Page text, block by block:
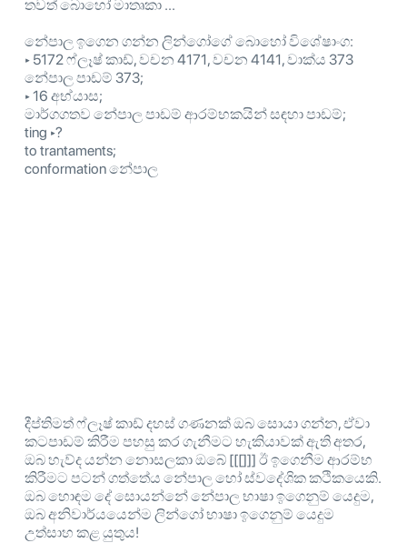
තවත් බොහෝ මාතෘකා ...
නේපාල ඉගෙන ගන්න ලින්ගෝගේ බොහෝ විශේෂාංග:
‣ 5172 ෆ්ලෑෂ් කාඩ්, වචන 4171, වචන 4141, වාක්ය 373
නේපාල පාඩම් 373;
‣ 16 අභ්යාස;
මාර්ගගතව නේපාල පාඩම් ආරම්භකයින් සඳහා පාඩම්;
ting ‣?
to trantaments;
conformation නේපාල
දීප්තිමත් ෆ්ලෑෂ් කාඩ් දහස් ගණනක් ඔබ සොයා ගන්න, ඒවා
කටපාඩම් කිරීම පහසු කර ගැනීමට හැකියාවක් ඇති අතර,
ඔබ හැව්ද යන්න නොසලකා ඔබේ [[[]]] ඊ ඉගෙනීම ආරම්භ
කිරීමට පටන් ගත්තේය නේපාල හෝ ස්වදේශික කථිකයෙකි.
ඔබ හොඳම දේ සොයන්නේ නේපාල භාෂා ඉගෙනුම් යෙදුම,
ඔබ අනිවාර්යයෙන්ම ලින්ගෝ භාෂා ඉගෙනුම් යෙදුම
උත්සාහ කළ යුතුය!